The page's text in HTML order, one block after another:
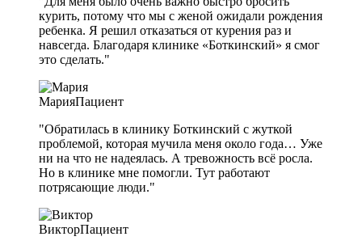
курить, потому что мы с женой ожидали рождения
ребенка. Я решил отказаться от курения раз и
навсегда. Благодаря клинике «Боткинский» я смог
это сделать."
МарияПациент
"Обратилась в клинику Боткинский с жуткой
проблемой, которая мучила меня около года… Уже
ни на что не надеялась. А тревожность всё росла.
Но в клинике мне помогли. Тут работают
потрясающие люди."
ВикторПациент